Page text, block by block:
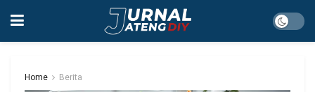
Home Berita